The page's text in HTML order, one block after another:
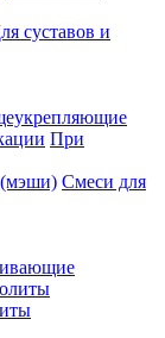
суставов и
При
Смеси для